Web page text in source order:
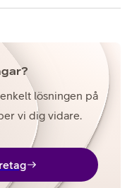
lösningen på
vi dig vidare.